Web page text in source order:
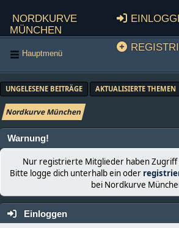
Nordkurve
München
Hauptmenü
UNGELESENE BEITRÄGE AKTUALISIERTE THEMEN
Nordkurve München
Warnung!
Nur registrierte Mitglieder haben Zugriff
Bitte logge dich unterhalb ein oder
bei Nordkurve
Einloggen